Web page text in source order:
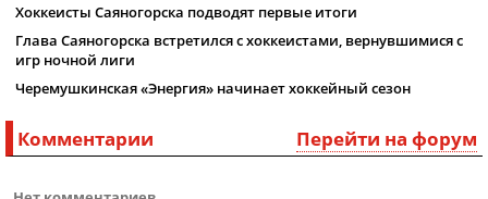
Хоккеисты Саяногорска подводят первые итоги
Глава Саяногорска встретился с хоккеистами, вернувшимися с
игр ночной лиги
Черемушкинская «Энергия» начинает хоккейный сезон
Перейти на форум
Комментарии